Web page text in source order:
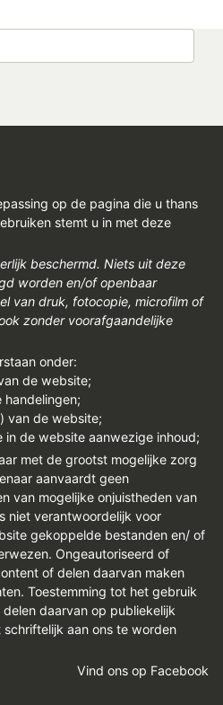
op de pagina die u thans
stemt u in met deze
beschermd. Niets uit deze
worden en/of openbaar
van druk, fotocopie, microfilm of
zonder voorafgaandelijke
onder:
de website;
handelingen;
van de website;
in de website aanwezige inhoud;
met de grootst mogelijke zorg
aanvaardt geen
van mogelijke onjuistheden van
niet verantwoordelijk voor
gekoppelde bestanden en/ of
Ongeautoriseerd of
of delen daarvan maken
Toestemming tot het gebruik
daarvan op publiekelijk
aan ons te worden
Vind ons op Facebook